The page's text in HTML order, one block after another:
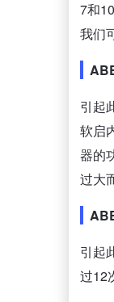
7和
我们
引起
软启
器的
过大
引起
过12